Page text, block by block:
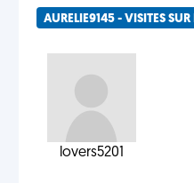
AURELIE9145 - VISITES SUR
lovers5201